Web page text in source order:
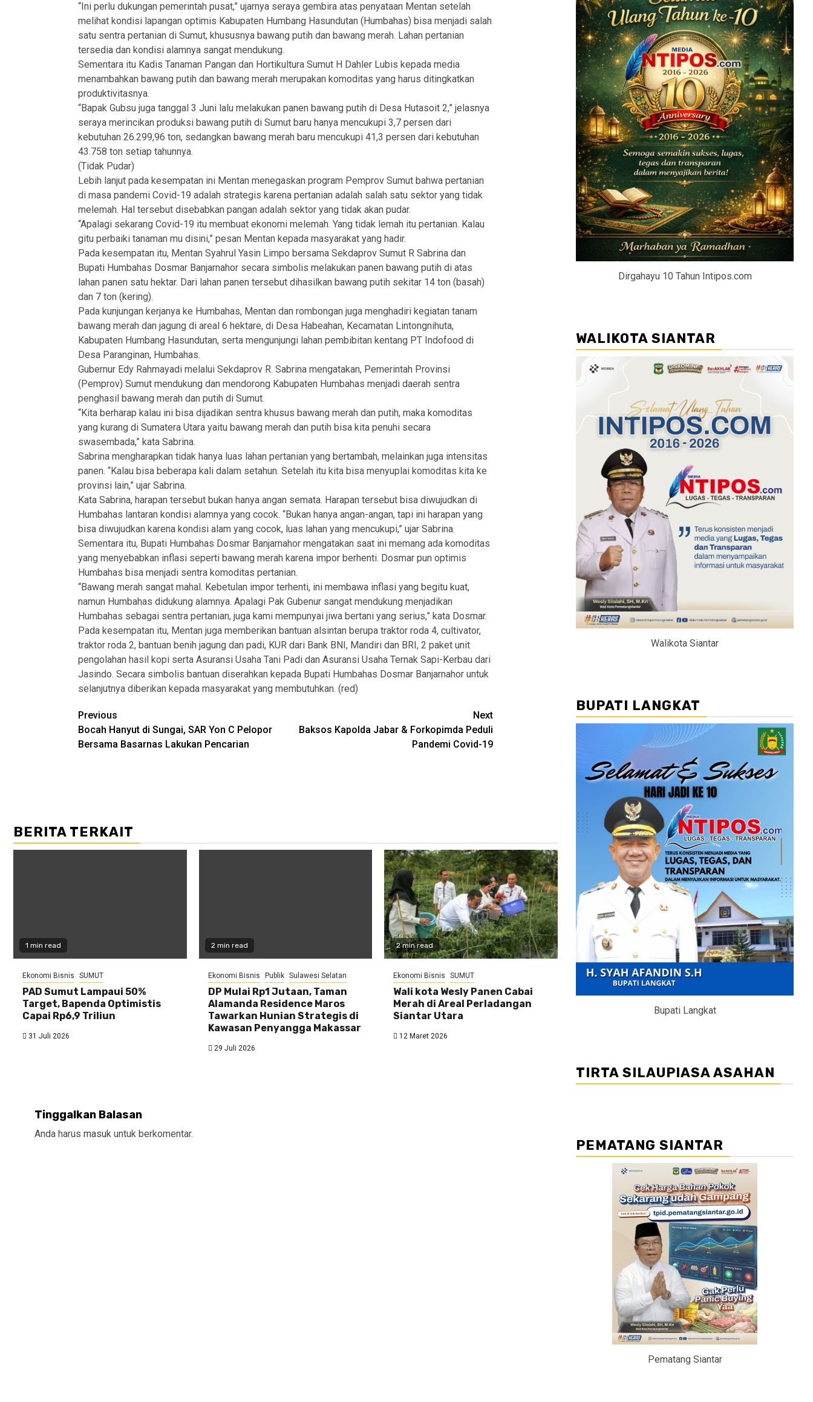
“Ini perlu dukungan pemerintah pusat,” ujarnya seraya gembira atas penyataan Mentan setelah
melihat kondisi lapangan optimis Kabupaten Humbang Hasundutan (Humbahas) bisa menjadi salah
satu sentra pertanian di Sumut, khususnya bawang putih dan bawang merah. Lahan pertanian
tersedia dan kondisi alamnya sangat mendukung.
Sementara itu Kadis Tanaman Pangan dan Hortikultura Sumut H Dahler Lubis kepada media
menambahkan bawang putih dan bawang merah merupakan komoditas yang harus ditingkatkan
produktivitasnya.
“Bapak Gubsu juga tanggal 3 Juni lalu melakukan panen bawang putih di Desa Hutasoit 2,” jelasnya
seraya merincikan produksi bawang putih di Sumut baru hanya mencukupi 3,7 persen dari
kebutuhan 26.299,96 ton, sedangkan bawang merah baru mencukupi 41,3 persen dari kebutuhan
43.758 ton setiap tahunnya.
(Tidak Pudar)
Lebih lanjut pada kesempatan ini Mentan menegaskan program Pemprov Sumut bahwa pertanian
di masa pandemi Covid-19 adalah strategis karena pertanian adalah salah satu sektor yang tidak
melemah. Hal tersebut disebabkan pangan adalah sektor yang tidak akan pudar.
“Apalagi sekarang Covid-19 itu membuat ekonomi melemah. Yang tidak lemah itu pertanian. Kalau
gitu perbaiki tanaman mu disini,” pesan Mentan kepada masyarakat yang hadir.
Pada kesempatan itu, Mentan Syahrul Yasin Limpo bersama Sekdaprov Sumut R Sabrina dan
Bupati Humbahas Dosmar Banjarnahor secara simbolis melakukan panen bawang putih di atas
lahan panen satu hektar. Dari lahan panen tersebut dihasilkan bawang putih sekitar 14 ton (basah)
dan 7 ton (kering).
Pada kunjungan kerjanya ke Humbahas, Mentan dan rombongan juga menghadiri kegiatan tanam
bawang merah dan jagung di areal 6 hektare, di Desa Habeahan, Kecamatan Lintongnihuta,
Kabupaten Humbang Hasundutan, serta mengunjungi lahan pembibitan kentang PT Indofood di
Desa Paranginan, Humbahas.
Gubernur Edy Rahmayadi melalui Sekdaprov R. Sabrina mengatakan, Pemerintah Provinsi
(Pemprov) Sumut mendukung dan mendorong Kabupaten Humbahas menjadi daerah sentra
penghasil bawang merah dan putih di Sumut.
“Kita berharap kalau ini bisa dijadikan sentra khusus bawang merah dan putih, maka komoditas
yang kurang di Sumatera Utara yaitu bawang merah dan putih bisa kita penuhi secara
swasembada,” kata Sabrina.
Sabrina mengharapkan tidak hanya luas lahan pertanian yang bertambah, melainkan juga intensitas
panen. “Kalau bisa beberapa kali dalam setahun. Setelah itu kita bisa menyuplai komoditas kita ke
provinsi lain,” ujar Sabrina.
Kata Sabrina, harapan tersebut bukan hanya angan semata. Harapan tersebut bisa diwujudkan di
Humbahas lantaran kondisi alamnya yang cocok. “Bukan hanya angan-angan, tapi ini harapan yang
bisa diwujudkan karena kondisi alam yang cocok, luas lahan yang mencukupi,” ujar Sabrina.
Sementara itu, Bupati Humbahas Dosmar Banjarnahor mengatakan saat ini memang ada komoditas
yang menyebabkan inflasi seperti bawang merah karena impor berhenti. Dosmar pun optimis
Humbahas bisa menjadi sentra komoditas pertanian.
“Bawang merah sangat mahal. Kebetulan impor terhenti, ini membawa inflasi yang begitu kuat,
namun Humbahas didukung alamnya. Apalagi Pak Gubenur sangat mendukung menjadikan
Humbahas sebagai sentra pertanian, juga kami mempunyai jiwa bertani yang serius,” kata Dosmar.
Pada kesempatan itu, Mentan juga memberikan bantuan alsintan berupa traktor roda 4, cultivator,
traktor roda 2, bantuan benih jagung dan padi, KUR dari Bank BNI, Mandiri dan BRI, 2 paket unit
pengolahan hasil kopi serta Asuransi Usaha Tani Padi dan Asuransi Usaha Ternak Sapi-Kerbau dari
Jasindo. Secara simbolis bantuan diserahkan kepada Bupati Humbahas Dosmar Banjarnahor untuk
selanjutnya diberikan kepada masyarakat yang membutuhkan. (red)
Post
navigation
Previous
Bocah Hanyut di Sungai, SAR Yon C Pelopor
Bersama Basarnas Lakukan Pencarian
Next
Baksos Kapolda Jabar & Forkopimda Peduli
Pandemi Covid-19
BERITA TERKAIT
1 min read
Ekonomi Bisnis SUMUT
PAD Sumut Lampaui 50%
Target, Bapenda Optimistis
Capai Rp6,9 Triliun
31 Juli 2026
2 min read
Ekonomi Bisnis Publik Sulawesi Selatan
DP Mulai Rp1 Jutaan, Taman
Alamanda Residence Maros
Tawarkan Hunian Strategis di
Kawasan Penyangga Makassar
29 Juli 2026
2 min read
Ekonomi Bisnis SUMUT
Wali kota Wesly Panen Cabai
Merah di Areal Perladangan
Siantar Utara
12 Maret 2026
Tinggalkan Balasan
Anda harus masuk untuk berkomentar.
Dirgahayu 10 Tahun Intipos.com
WALIKOTA SIANTAR
Walikota Siantar
BUPATI LANGKAT
Bupati Langkat
TIRTA SILAUPIASA ASAHAN
PEMATANG SIANTAR
Pematang Siantar